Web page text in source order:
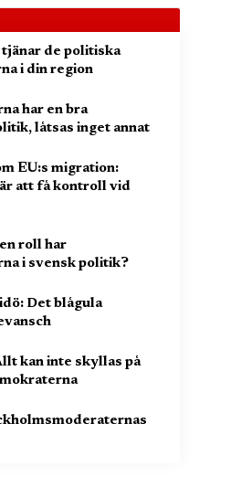
tjänar de politiska
i din region
har en bra
låtsas inget annat
EU:s migration:
att få kontroll vid
roll har
i svensk politik?
Det blågula
kan inte skyllas på